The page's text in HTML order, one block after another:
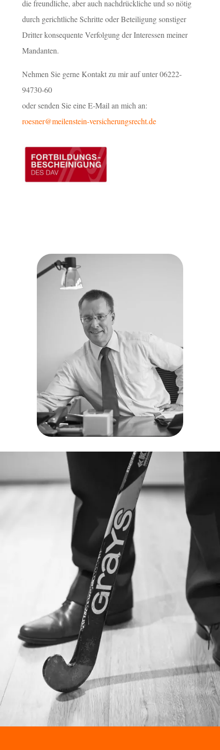
die freundliche, aber auch nachdrückliche und so nötig
durch gerichtliche Schritte oder Beteiligung sonstiger
Dritter konsequente Verfolgung der Interessen meiner
Mandanten.
Nehmen Sie gerne Kontakt zu mir auf unter 06222-
94730-60
oder senden Sie eine E-Mail an mich an:
roesner@meilenstein-versicherungsrecht.de